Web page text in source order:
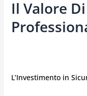
Il Valore
L’Investimento in